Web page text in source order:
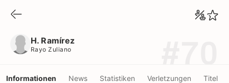
H. Ramírez
Rayo Zuliano
Informationen News Statistiken Verletzungen Titel